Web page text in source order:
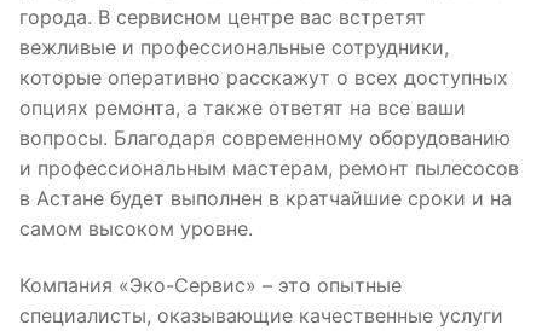
города. В сервисном центре вас встретят
вежливые и профессиональные сотрудники,
которые оперативно расскажут о всех доступных
опциях ремонта, а также ответят на все ваши
вопросы. Благодаря современному оборудованию
и профессиональным мастерам, ремонт пылесосов
в Астане будет выполнен в кратчайшие сроки и на
самом высоком уровне.
Компания «Эко-Сервис» – это опытные
специалисты, оказывающие качественные услуги